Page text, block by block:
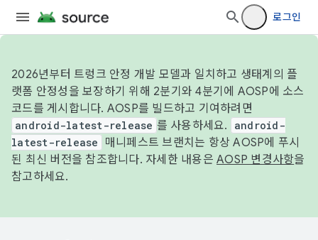
로그인
2026년부터 트렁크 안정 개발 모델과 일치하고 생태계의 플
랫폼 안정성을 보장하기 위해 2분기와 4분기에 AOSP에 소스
코드를 게시합니다. AOSP를 빌드하고 기여하려면
android-latest-release 를 사용하세요.
android-
latest-release
매니페스트 브랜치는 항상 AOSP에 푸시
된 최신 버전을 참조합니다. 자세한 내용은 AOSP 변경사항을
참고하세요.